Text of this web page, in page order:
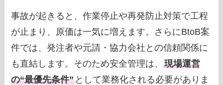
事故が起きると、作業停止や再発防止対策で工程
が止まり、原価は一気に増えます。さらにBtoB案
件では、発注者や元請・協力会社との信頼関係に
も直結します。そのため安全管理は、現場運営
の“最優先条件” として業務化される必要がありま